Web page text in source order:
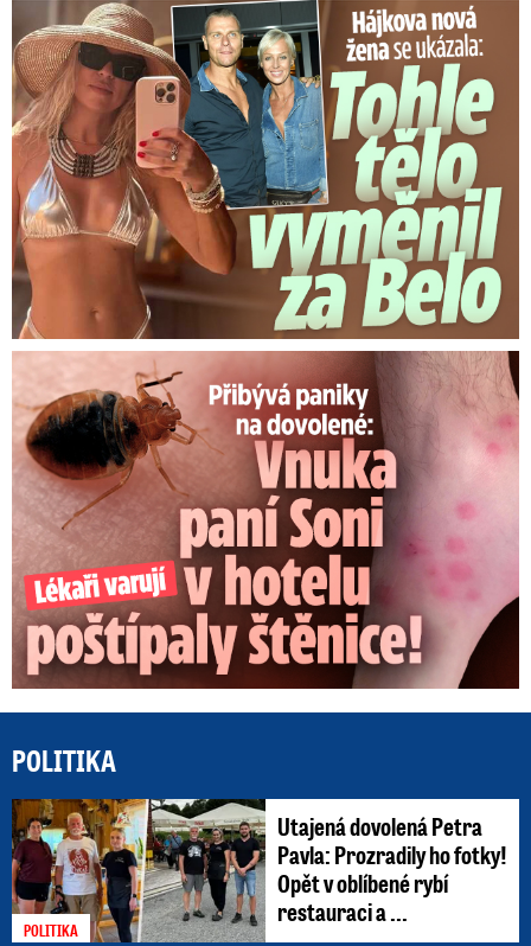
Tohle tělo nahradilo Belo: Nová partnerka se ukázala...
Panika na dovolené: Vnuka Soni v hotelu poštípaly štěnice!
POLITIKA
POLITIKA
Utajená dovolená Petra
Pavla: Prozradily ho fotky!
Opět v oblíbené rybí
restauraci a ...